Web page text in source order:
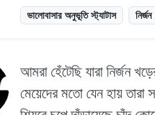
ভালোবাসার অনুভূতি স্ট্যাটাস নির্জন
আমরা হেঁটেছি যারা নির্জন
মেয়েদের মতো যেন হায়